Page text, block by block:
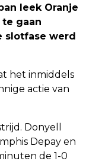
leek Oranje
gaan
slotfase werd
het inmiddels
actie van
Donyell
Depay en
de 1-0